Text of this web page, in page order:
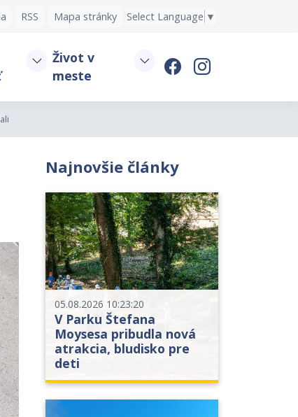
RSS Mapa stránky Select Language ▼
Život v
meste
Najnovšie články
05.08.2026 10:23:20
V Parku Štefana
Moysesa pribudla nová
atrakcia, bludisko pre
deti